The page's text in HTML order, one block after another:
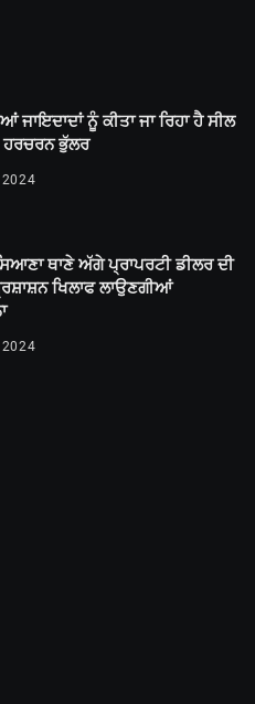
ਜਾਇਦਾਦਾਂ ਨੂੰ ਕੀਤਾ ਜਾ ਰਿਹਾ ਹੈ ਸੀਲ
ਭੁੱਲਰ
2024
ਥਾਣੇ ਅੱਗੇ ਪ੍ਰਾਪਰਟੀ ਡੀਲਰ ਦੀ
ਖਿਲਾਫ ਲਾਉਣਗੀਆਂ
2024